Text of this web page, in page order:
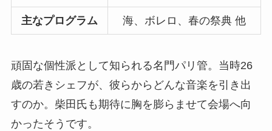
主なプログラム 海、ボレロ、春の祭典 他
頑固な個性派として知られる名門パリ管。当時26
歳の若きシェフが、彼らからどんな音楽を引き出
すのか。柴田氏も期待に胸を膨らませて会場へ向
かったそうです。